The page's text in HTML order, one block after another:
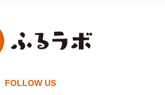
FOLLOW US